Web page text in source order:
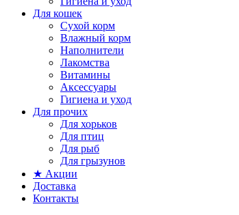
Для кошек
Сухой корм
Влажный корм
Наполнители
Лакомства
Витамины
Аксессуары
Гигиена и уход
Для прочих
Для хорьков
Для птиц
Для рыб
Для грызунов
★ Акции
Доставка
Контакты